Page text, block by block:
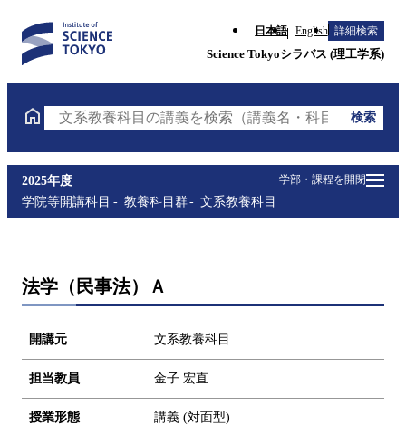
日本語 English 詳細検索
Science Tokyoシラバス (理工学系)
文系教養科目の講義を検索（講義名・科目コード・担
検索
学部・課程を開閉
2025年度
学院等開講科目
教養科目群 文系教養科目
法学（民事法）Ａ
開講元 文系教養科目
担当教員 金子 宏直
授業形態 講義 (対面型)